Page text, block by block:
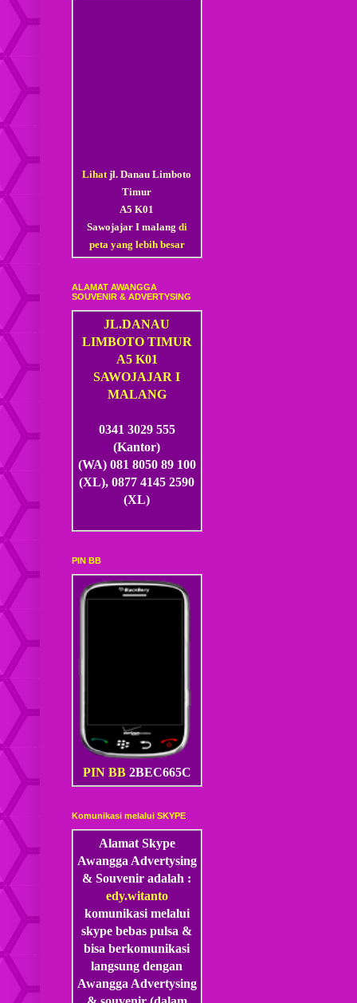
Lihatjl. Danau Limboto
Timur
A5 K01
Sawojajar I malang di
peta yang lebih besar
ALAMAT AWANGGA
SOUVENIR & ADVERTYSING
JL.DANAU
LIMBOTO TIMUR
A5 K01
SAWOJAJAR I
MALANG
0341 3029 555
(Kantor)
(WA) 081 8050 89 100
(XL), 0877 4145 2590
(XL)
PIN BB
PIN BB 2BEC665C
Komunikasi melalui SKYPE
Alamat Skype
Awangga Advertysing
& Souvenir adalah :
edy.witanto
komunikasi melalui
skype bebas pulsa &
bisa berkomunikasi
langsung dengan
Awangga Advertysing